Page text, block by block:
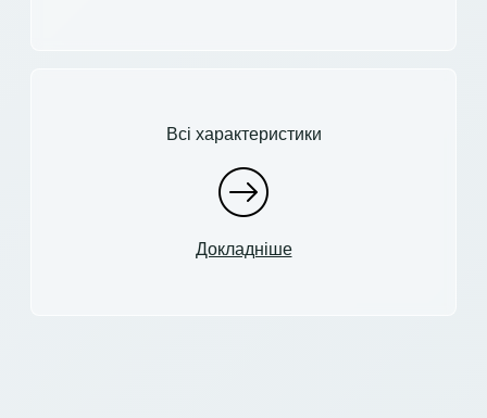
Всі характеристики
Докладніше